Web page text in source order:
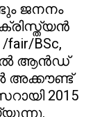
ജനനം
ക്രിസ്ത്യൻ
BSc,
ആൻഡ്
അക്കൗണ്ട്
2015